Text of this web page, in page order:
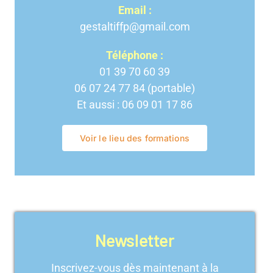
Email :
gestaltiffp@gmail.com
Téléphone :
01 39 70 60 39
06 07 24 77 84 (portable)
Et aussi : 06 09 01 17 86
Voir le lieu des formations
Newsletter
Inscrivez-vous dès maintenant à la